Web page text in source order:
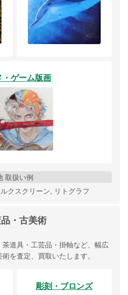
・ゲーム版画
取扱い例
クスクリーン, リトグラフ
・古美術
道具・工芸品・掛軸など、幅広
を査定、買取いたします。
彫刻・ブロンズ